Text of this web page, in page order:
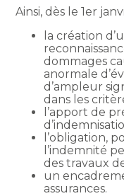
Ainsi, dès le 1er
la création
dommages
anormale
d’ampleur
dans les
l’apport de
l’obligation,
l’indemnité
des travaux
un
assurances.